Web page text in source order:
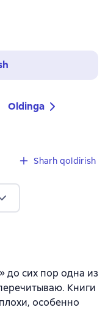
Oldinga
Sharh qoldirish
сих пор одна из
Книги
особенно